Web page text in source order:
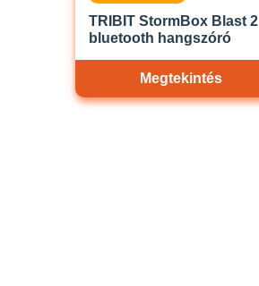
TRIBIT StormBox Blast 2
bluetooth hangszóró
Megtekintés